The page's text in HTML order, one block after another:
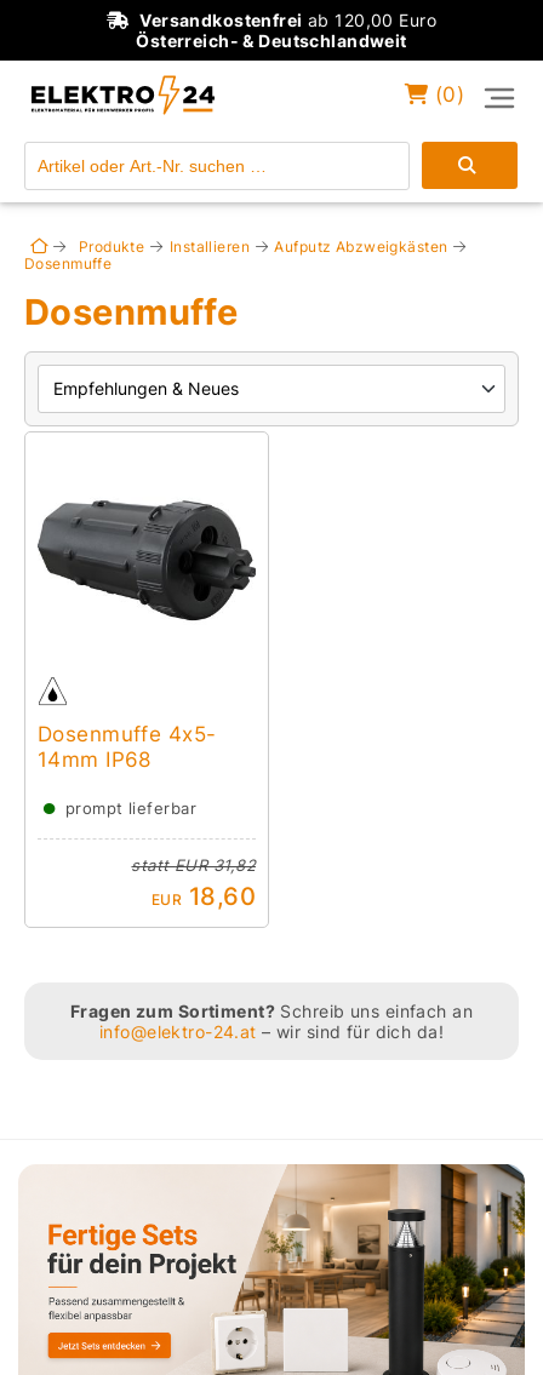
Versandkostenfrei ab 120,00 Euro
Österreich- & Deutschlandweit
Einloggen
(0)
Produkte Installieren
Aufputz Abzweigkästen
Dosenmuffe
Dosenmuffe
Dosenmuffe 4x5-
14mm IP68
● prompt lieferbar
stattEUR 31,82
EUR 18,60
Fragen zum Sortiment? Schreib uns einfach an
info@elektro-24.at – wir sind für dich da!